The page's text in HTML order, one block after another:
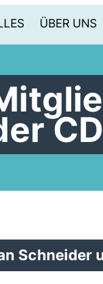
ÜBER UNS
Schneider